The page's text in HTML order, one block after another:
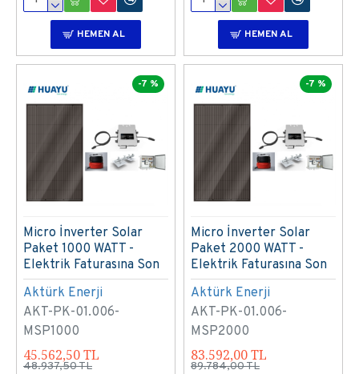
HEMEN AL HEMEN AL
-7 %
Aktürk Enerji
AKT-PK-01.006-
MSP1000
Micro İnverter Solar
Paket 1000 WATT -
Elektrik Faturasına Son
45.562,50 TL
48.937,50 TL
-7 %
Aktürk Enerji
AKT-PK-01.006-
MSP2000
Micro İnverter Solar
Paket 2000 WATT -
Elektrik Faturasına Son
83.592,00 TL
89.784,00 TL